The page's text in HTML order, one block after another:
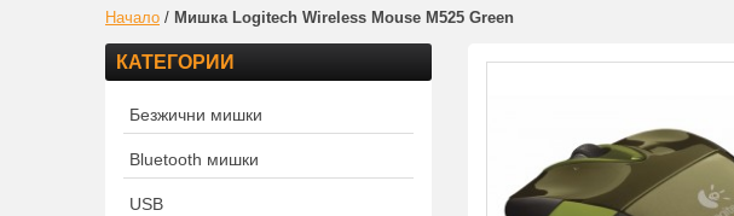
Начало / Мишка Logitech Wireless Mouse M525 Green
КАТЕГОРИИ
Безжични мишки
Bluetooth мишки
USB